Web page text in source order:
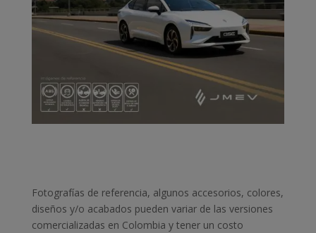
Fotografías de referencia, algunos accesorios, colores,
diseños y/o acabados pueden variar de las versiones
comercializadas en Colombia y tener un costo